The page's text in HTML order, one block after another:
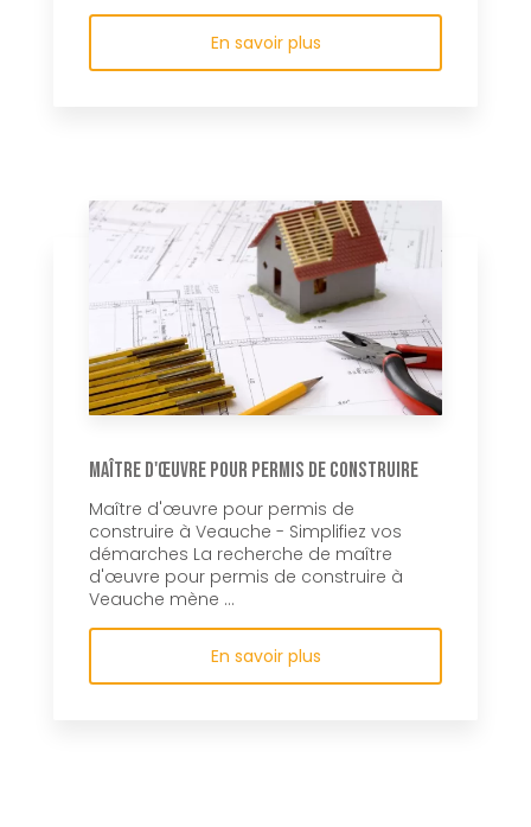
En savoir plus
Maître d'œuvre pour permis de construire
Maître d'œuvre pour permis de
construire à Veauche - Simplifiez vos
démarches La recherche de maître
d'œuvre pour permis de construire à
Veauche mène ...
En savoir plus